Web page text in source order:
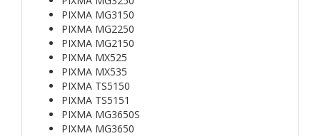
PIXMA MG3150
PIXMA MG2250
PIXMA MG2150
PIXMA MX525
PIXMA MX535
PIXMA TS5150
PIXMA TS5151
PIXMA MG3650S
PIXMA MG3650